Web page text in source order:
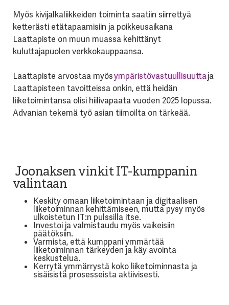
Myös kivijalkaliikkeiden toiminta saatiin siirrettyä
ketterästi etätapaamisiin ja poikkeusaikana
Laattapiste on muun muassa kehittänyt
kuluttajapuolen verkkokauppaansa.
Laattapiste arvostaa myösympäristövastuullisuuttaja
Laattapisteen tavoitteissa onkin, että heidän
liiketoimintansa olisi hiilivapaata vuoden 2025 lopussa.
Advanian tekemä työ asian tiimoilta on tärkeää.
Joonaksen vinkit IT-kumppanin
valintaan
Keskity omaan liiketoimintaan ja digitaalisen
liiketoiminnan kehittämiseen, mutta pysy myös
ulkoistetun IT:n pulssilla itse.
Investoi ja valmistaudu myös vaikeisiin
päätöksiin.
Varmista, että kumppani ymmärtää
liiketoiminnan tärkeyden ja käy avointa
keskustelua.
Kerrytä ymmärrystä koko liiketoiminnasta ja
sisäisistä prosesseista aktiivisesti.